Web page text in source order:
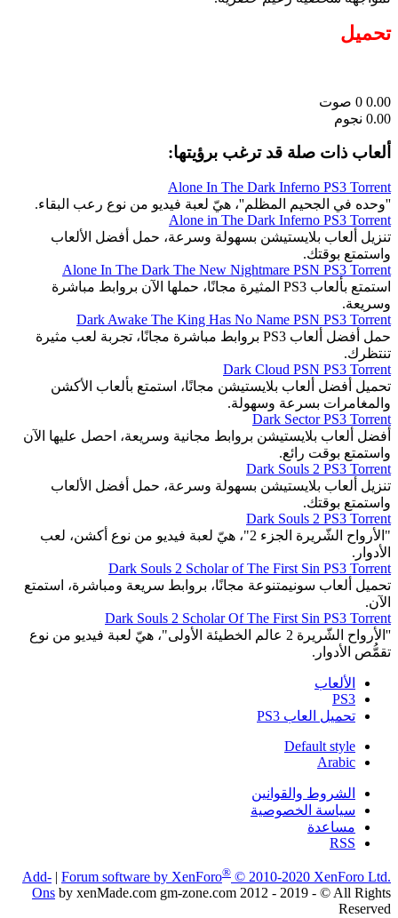
تحميل
0.00
0 صوت
0.00 نجوم
ألعاب ذات صلة قد ترغب برؤيتها:
Alone In The Dark Inferno PS3 Torrent
''وحده في الجحيم المظلم''، هيّ لعبة فيديو من نوع رعب البقاء.
Alone in The Dark Inferno PS3 Torrent
تنزيل ألعاب بلايستيشن بسهولة وسرعة، حمل أفضل الألعاب
واستمتع بوقتك.
Alone In The Dark The New Nightmare PSN PS3 Torrent
استمتع بألعاب PS3 المثيرة مجانًا، حملها الآن بروابط مباشرة
وسريعة.
Dark Awake The King Has No Name PSN PS3 Torrent
حمل أفضل ألعاب PS3 بروابط مباشرة مجانًا، تجربة لعب مثيرة
تنتظرك.
Dark Cloud PSN PS3 Torrent
تحميل أفضل ألعاب بلايستيشن مجانًا، استمتع بألعاب الأكشن
والمغامرات بسرعة وسهولة.
Dark Sector PS3 Torrent
أفضل ألعاب بلايستيشن بروابط مجانية وسريعة، احصل عليها الآن
واستمتع بوقت رائع.
Dark Souls 2 PS3 Torrent
تنزيل ألعاب بلايستيشن بسهولة وسرعة، حمل أفضل الألعاب
واستمتع بوقتك.
Dark Souls 2 PS3 Torrent
"الأرواح الشّريرة الجزء 2"، هيّ لعبة فيديو من نوع أكشن، لعب
الأدوار.
Dark Souls 2 Scholar of The First Sin PS3 Torrent
تحميل ألعاب سونيمتنوعة مجانًا، بروابط سريعة ومباشرة، استمتع
الآن.
Dark Souls 2 Scholar Of The First Sin PS3 Torrent
''الأرواح الشّريرة 2 عالم الخطيئة الأولى"، هيّ لعبة فيديو من نوع
تقمُّص الأدوار.
الألعاب
PS3
تحميل العاب PS3
Default style
Arabic
الشروط والقوانين
سياسة الخصوصية
مساعدة
RSS
Forum software by XenForo® © 2010-2020 XenForo Ltd.
|
Add-
Ons by xenMade.com gm-zone.com 2012 - 2019 - © All Rights
Reserved